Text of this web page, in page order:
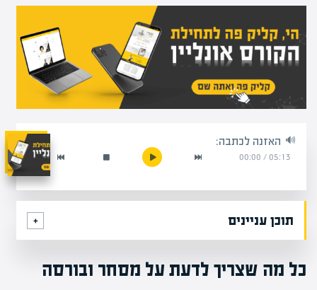
האזנה לכתבה:
05:13
/
00:00
תוכן עניינים
כל מה שצריך לדעת על מסחר ובורסה